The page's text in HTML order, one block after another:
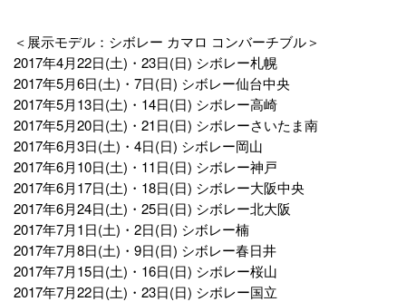
＜展示モデル：シボレー カマロ コンバーチブル＞
2017年4月22日(土)・23日(日) シボレー札幌
2017年5月6日(土)・7日(日) シボレー仙台中央
2017年5月13日(土)・14日(日) シボレー高崎
2017年5月20日(土)・21日(日) シボレーさいたま南
2017年6月3日(土)・4日(日) シボレー岡山
2017年6月10日(土)・11日(日) シボレー神戸
2017年6月17日(土)・18日(日) シボレー大阪中央
2017年6月24日(土)・25日(日) シボレー北大阪
2017年7月1日(土)・2日(日) シボレー楠
2017年7月8日(土)・9日(日) シボレー春日井
2017年7月15日(土)・16日(日) シボレー桜山
2017年7月22日(土)・23日(日) シボレー国立